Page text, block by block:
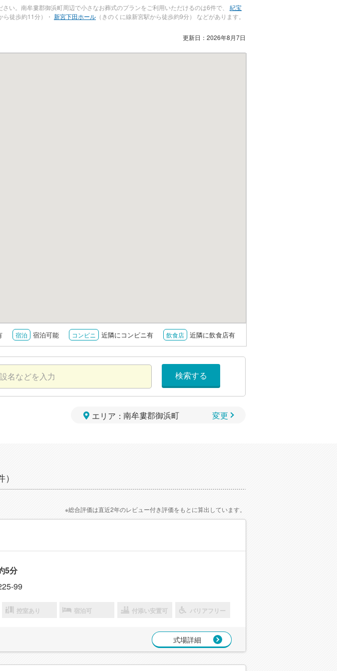
い。南牟婁郡御浜町周辺で小さなお葬式のプランをご利用いただけるのは6件で、 紀宝
ら徒歩約11分）・ 新宮下田ホール （きのくに線新宮駅から徒歩約9分） などがあります。
更新日： 2026年8月7日
宿泊 宿泊可能 コンビニ 近隣にコンビニ有 飲食店 近隣に飲食店有
検索する
エリア： 変更
）
※総合評価は直近2年のレビュー付き評価をもとに算出しています。
5分
99
控室あり 宿泊可 付添い安置可 バリアフリー
式場詳細